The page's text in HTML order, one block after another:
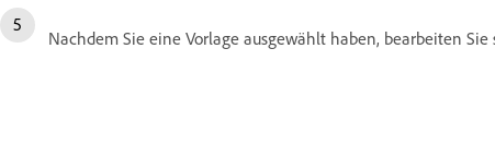
Nachdem Sie eine Vorlage ausgewählt haben, bearbeiten Sie